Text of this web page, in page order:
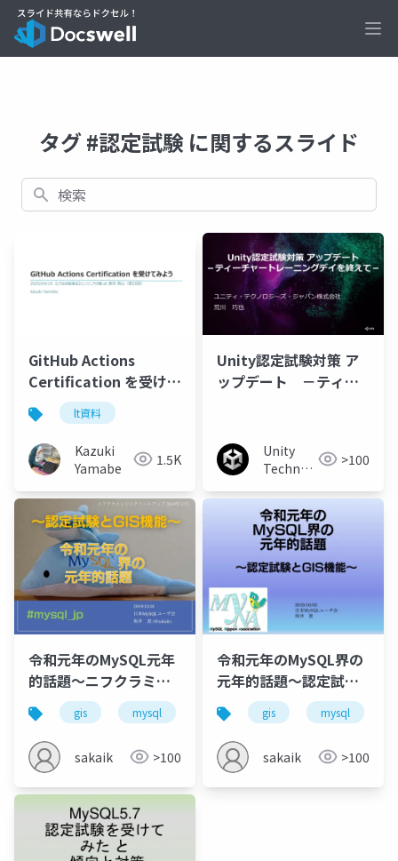
タグ #認定試験 に関するスライド
検索
GitHub Actions
Certification を受けて
みようlt資料
Kazuki
Yamabe
1.5K
Unity認定試験対策 ア
ップデート －ティー
Unity
Technologies>100
令和元年のMySQL元年
的話題～ニフクラミー
トアップ
gis mysql certification rdbms
sakaik >100
令和元年のMySQL界の
元年的話題～認定試験
とGIS機能～
gis mysql
sakaik >100